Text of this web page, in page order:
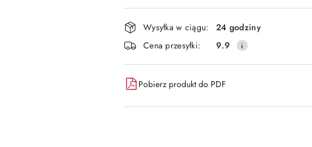
Dostępność
i
dostawa
Wysyłka w ciągu:
24 godziny
Cena przesyłki:
9.9
Pobierz produkt do PDF